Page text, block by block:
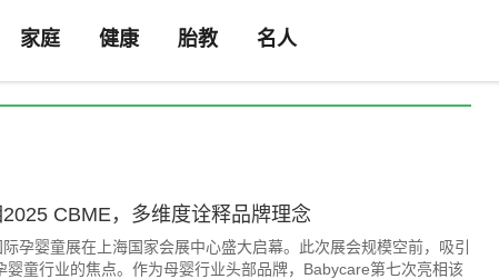
家庭 健康 胎教 名人
CBME，多维度诠释品牌理念
孕婴童展在上海国家会展中心盛大启幕。此次展会规模空前，吸引
童行业的焦点。作为母婴行业头部品牌，Babycare第七次亮相该